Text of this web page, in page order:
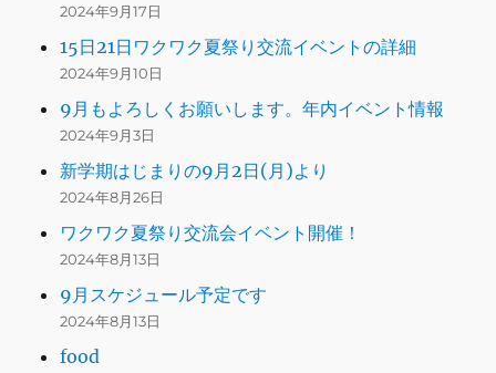
2024年9月17日
15日21日ワクワク夏祭り交流イベントの詳細
2024年9月10日
9月もよろしくお願いします。年内イベント情報
2024年9月3日
新学期はじまりの9月2日(月)より
2024年8月26日
ワクワク夏祭り交流会イベント開催！
2024年8月13日
9月スケジュール予定です
2024年8月13日
food